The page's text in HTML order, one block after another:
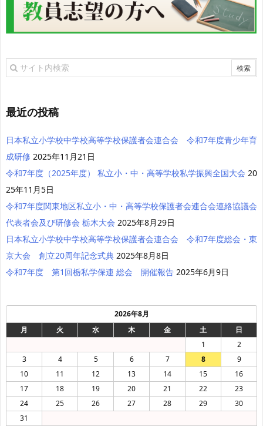
最近の投稿
日本私立小学校中学校高等学校保護者会連合会 令和7年度青少年育
成研修 2025年11月21日
令和7年度（2025年度） 私立小・中・高等学校私学振興全国大会 20
25年11月5日
令和7年度関東地区私立小・中・高等学校保護者会連合会連絡協議会
代表者会及び研修会 栃木大会 2025年8月29日
日本私立小学校中学校高等学校保護者会連合会 令和7年度総会・東
京大会 創立20周年記念式典 2025年8月8日
令和7年度 第1回栃私学保連 総会 開催報告 2025年6月9日
2026年8月
月
火 水 木 金 土
日
1
2
3
4 5 6 7 8
9
10
11 12 13 14 15
16
17
18 19 20 21 22
23
24
25 26 27 28 29
30
31